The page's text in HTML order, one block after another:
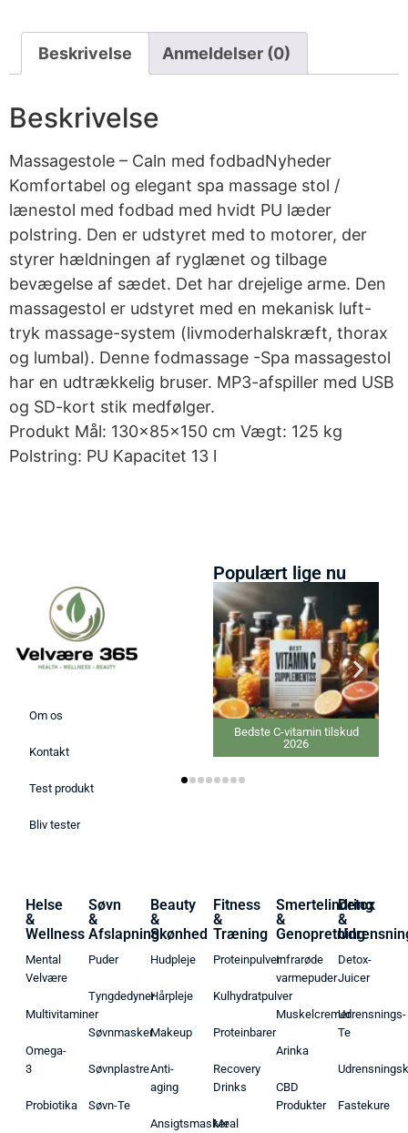
Beskrivelse Anmeldelser (0)
Beskrivelse
Massagestole – Caln med fodbadNyheder
Komfortabel og elegant spa massage stol /
lænestol med fodbad med hvidt PU læder
polstring. Den er udstyret med to motorer, der
styrer hældningen af ryglænet og tilbage
bevægelse af sædet. Det har drejelige arme. Den
massagestol er udstyret med en mekanisk luft-
tryk massage-system (livmoderhalskræft, thorax
og lumbal). Denne fodmassage -Spa massagestol
har en udtrækkelig bruser. MP3-afspiller med USB
og SD-kort stik medfølger.
Produkt Mål: 130x85x150 cm Vægt: 125 kg
Polstring: PU Kapacitet 13 l
Om os
Kontakt
Test produkt
Bliv tester
Populært lige nu
Bedste C-vitamin tilskud
2026
Helse
&
Wellness
Mental
Velvære
Multivitaminer
Omega-
3
Probiotika
Søvn
&
Afslapning
Puder
Tyngdedyner
Søvnmasker
Søvnplastre
Søvn-Te
Beauty
&
Skønhed
Hudpleje
Hårpleje
Makeup
Anti-
aging
Ansigtsmasker
Fitness
&
Træning
Proteinpulver
Kulhydratpulver
Proteinbarer
Recovery
Drinks
Meal
Smertelindring
&
Genopretning
Infrarøde
varmepuder
Muskelcremer
Arinka
CBD
Produkter
Detox
&
Detox-
Juicer
Udrensnings-
Te
Fastekure